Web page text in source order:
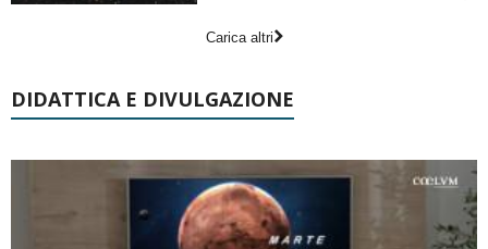
Carica altri
DIDATTICA E DIVULGAZIONE